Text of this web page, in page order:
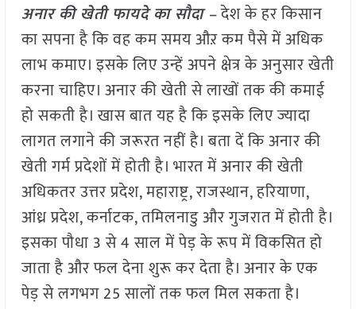
अनार की खेती फायदे का सौदा –देश के हर किसान
का सपना है कि वह कम समय औऱ कम पैसे में अधिक
लाभ कमाए। इसके लिए उन्हें अपने क्षेत्र के अनुसार खेती
करना चाहिए। अनार की खेती से लाखों तक की कमाई
हो सकती है। खास बात यह है कि इसके लिए ज्यादा
लागत लगाने की जरूरत नहीं है। बता दें कि अनार की
खेती गर्म प्रदेशों में होती है। भारत में अनार की खेती
अधिकतर उत्तर प्रदेश, महाराष्ट्र, राजस्थान, हरियाणा,
आंध्र प्रदेश, कर्नाटक, तमिलनाडु और गुजरात में होती है।
इसका पौधा 3 से 4 साल में पेड़ के रूप में विकसित हो
जाता है और फल देना शुरू कर देता है। अनार के एक
पेड़ से लगभग 25 सालों तक फल मिल सकता है।